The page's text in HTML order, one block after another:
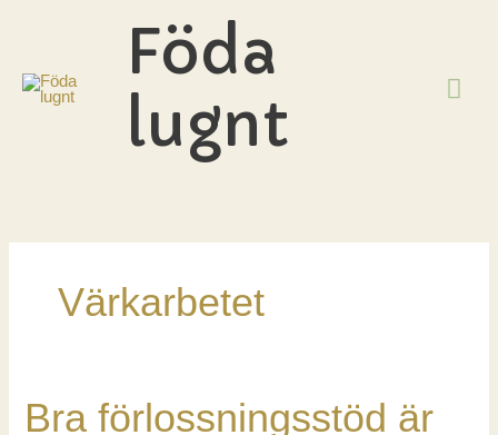
Föda
lugnt
Värkarbetet
Bra förlossningsstöd är